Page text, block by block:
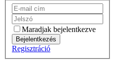
Maradjak bejelentkezve
Bejelentkezés
Regisztráció